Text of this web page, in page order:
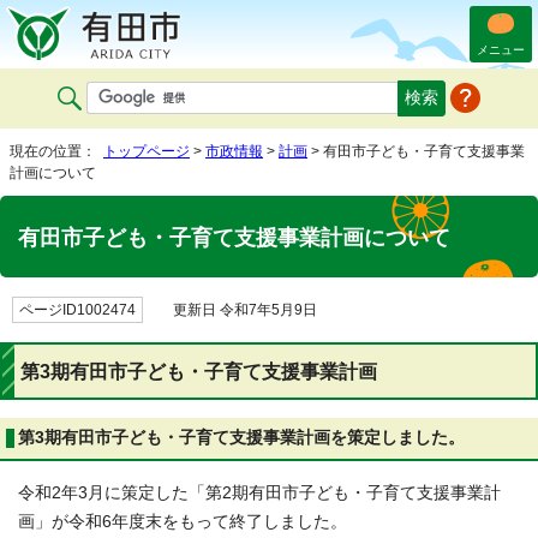
メニュー
現在の位置： トップページ > 市政情報 > 計画 > 有田市子ども・子育て支援事業
計画について
有田市子ども・子育て支援事業計画について
ページID1002474 更新日 令和7年5月9日
第3期有田市子ども・子育て支援事業計画
第3期有田市子ども・子育て支援事業計画を策定しました。
令和2年3月に策定した「第2期有田市子ども・子育て支援事業計
画」が令和6年度末をもって終了しました。